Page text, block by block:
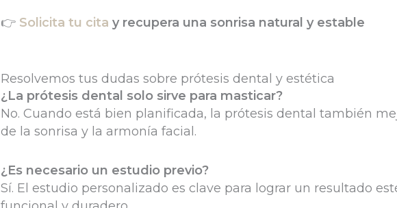
👉 Solicita tu cita y recupera una sonrisa natural y estable
Resolvemos tus dudas sobre prótesis dental y estética
¿La prótesis dental solo sirve para masticar?
No. Cuando está bien planificada, la prótesis dental también
de la sonrisa y la armonía facial.
¿Es necesario un estudio previo?
Sí. El estudio personalizado es clave para lograr un resultado